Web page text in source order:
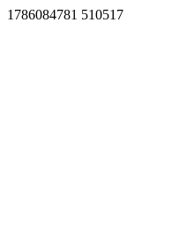
1786084781 510517